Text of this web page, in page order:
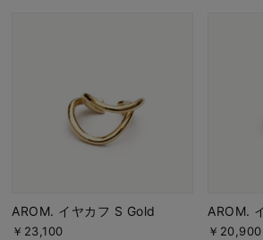
AROM. イヤカフ S Gold
￥23,100
AROM.
￥20,900